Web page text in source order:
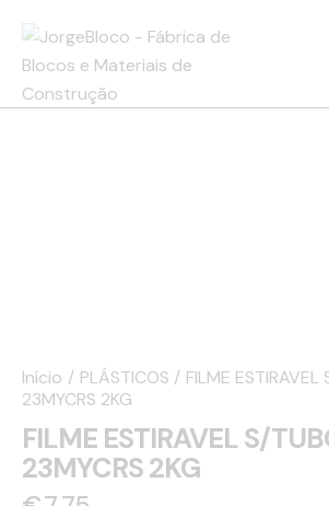
Início PLÁSTICOS
FILME
23MYCRS 2KG
FILME ESTIRAVEL S/
23MYCRS 2KG